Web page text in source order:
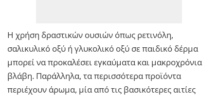
Η χρήση δραστικών ουσιών όπως ρετινόλη,
σαλικυλικό οξύ ή γλυκολικό οξύ σε παιδικό δέρμα
μπορεί να προκαλέσει εγκαύματα και μακροχρόνια
βλάβη. Παράλληλα, τα περισσότερα προϊόντα
περιέχουν άρωμα, μία από τις βασικότερες αιτίες